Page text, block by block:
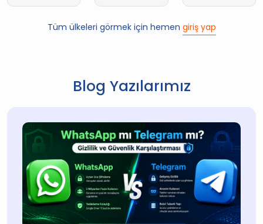
Tüm ülkeleri görmek için hemen giriş yap
Blog Yazılarımız